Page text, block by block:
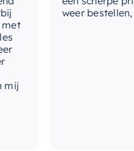
weer bestellen,